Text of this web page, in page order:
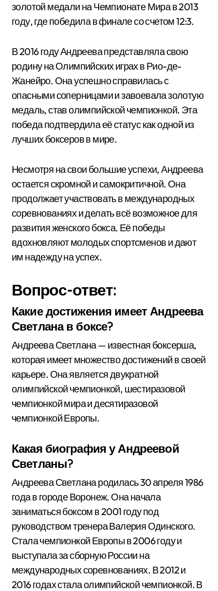
золотой медали на Чемпионате Мира в 2013
году, где победила в финале со счетом 12:3.
В 2016 году Андреева представляла свою
родину на Олимпийских играх в Рио-де-
Жанейро. Она успешно справилась с
опасными соперницами и завоевала золотую
медаль, став олимпийской чемпионкой. Эта
победа подтвердила её статус как одной из
лучших боксеров в мире.
Несмотря на свои большие успехи, Андреева
остается скромной и самокритичной. Она
продолжает участвовать в международных
соревнованиях и делать всё возможное для
развития женского бокса. Её победы
вдохновляют молодых спортсменов и дают
им надежду на успех.
Вопрос-ответ:
Какие достижения имеет Андреева
Светлана в боксе?
Андреева Светлана — известная боксерша,
которая имеет множество достижений в своей
карьере. Она является двукратной
олимпийской чемпионкой, шестиразовой
чемпионкой мира и десятиразовой
чемпионкой Европы.
Какая биография у Андреевой
Светланы?
Андреева Светлана родилась 30 апреля 1986
года в городе Воронеж. Она начала
заниматься боксом в 2001 году под
руководством тренера Валерия Одинского.
Стала чемпионкой Европы в 2006 году и
выступала за сборную России на
международных соревнованиях. В 2012 и
2016 годах стала олимпийской чемпионкой. В